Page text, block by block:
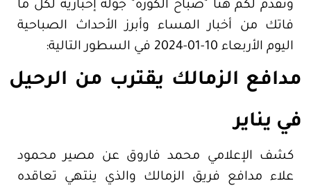
ونقدم لكم هنا "صباح الكورة" جولة إخبارية لكل ما
فاتك من أخبار المساء وأبرز الأحداث الصباحية
اليوم الأربعاء 10-01-2024 في السطور التالية:
مدافع الزمالك يقترب من الرحيل
في يناير
كشف الإعلامي محمد فاروق عن مصير محمود
علاء مدافع فريق الزمالك والذي ينتهي تعاقده